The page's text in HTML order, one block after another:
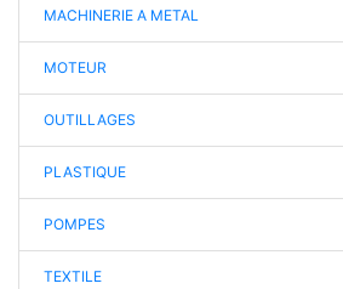
MACHINERIE A METAL
MOTEUR
OUTILLAGES
PLASTIQUE
POMPES
TEXTILE